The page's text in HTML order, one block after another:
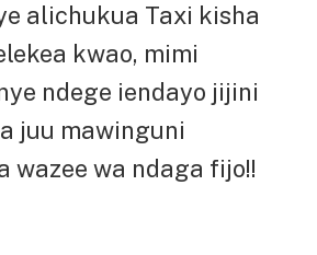
alichukua Taxi kisha
kwao, mimi
ndege iendayo jijini
juu mawinguni
wazee wa ndaga fijo!!